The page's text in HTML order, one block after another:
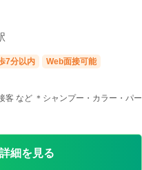
7分以内
Web面接可能
など ＊シャンプー・カラー・パー
詳細を見る